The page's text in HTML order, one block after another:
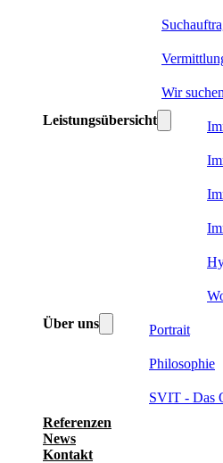
Wir suchen
Leistungsübersicht
Über uns
Portrait
Philosophie
SVIT - Das
Referenzen
News
Kontakt